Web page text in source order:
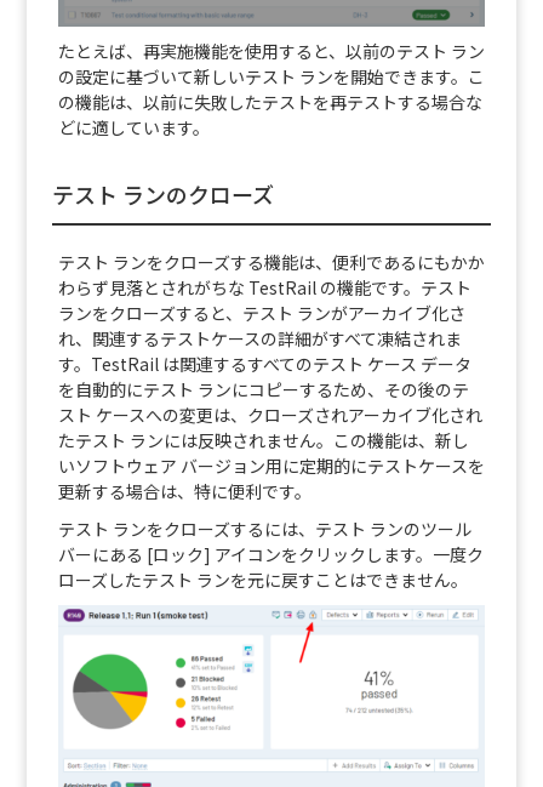
たとえば、再実施機能を使用すると、以前のテスト ラン
の設定に基づいて新しいテスト ランを開始できます。こ
の機能は、以前に失敗したテストを再テストする場合な
どに適しています。
テスト ランのクローズ
テスト ランをクローズする機能は、便利であるにもかか
わらず見落とされがちな TestRail の機能です。テスト
ランをクローズすると、テスト ランがアーカイブ化さ
れ、関連するテストケースの詳細がすべて凍結されま
す。TestRail は関連するすべてのテスト ケース データ
を自動的にテスト ランにコピーするため、その後のテ
スト ケースへの変更は、クローズされアーカイブ化され
たテスト ランには反映されません。この機能は、新し
いソフトウェア バージョン用に定期的にテストケースを
更新する場合は、特に便利です。
テスト ランをクローズするには、テスト ランのツール
バーにある [ロック] アイコンをクリックします。一度ク
ローズしたテスト ランを元に戻すことはできません。